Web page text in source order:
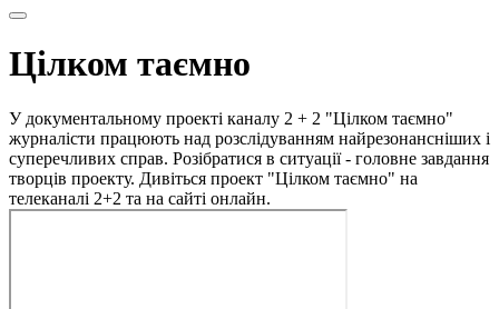
Цілком таємно
У документальному проекті каналу 2 + 2 "Цілком таємно"
журналісти працюють над розслідуванням найрезонансніших і
суперечливих справ. Розібратися в ситуації - головне завдання
творців проекту. Дивіться проект "Цілком таємно" на
телеканалі 2+2 та на сайті онлайн.